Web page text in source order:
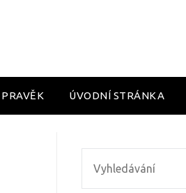
PRAVĚK ÚVODNÍ STRÁNKA